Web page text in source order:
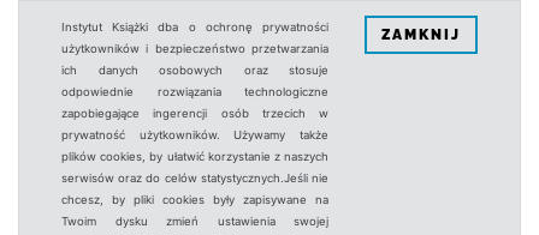
Instytut Książki dba o ochronę prywatności
użytkowników i bezpieczeństwo przetwarzania
ich danych osobowych oraz stosuje
odpowiednie rozwiązania technologiczne
zapobiegające ingerencji osób trzecich w
prywatność użytkowników. Używamy także
plików cookies, by ułatwić korzystanie z naszych
serwisów oraz do celów statystycznych.Jeśli nie
chcesz, by pliki cookies były zapisywane na
Twoim dysku zmień ustawienia swojej
ZAMKNIJ